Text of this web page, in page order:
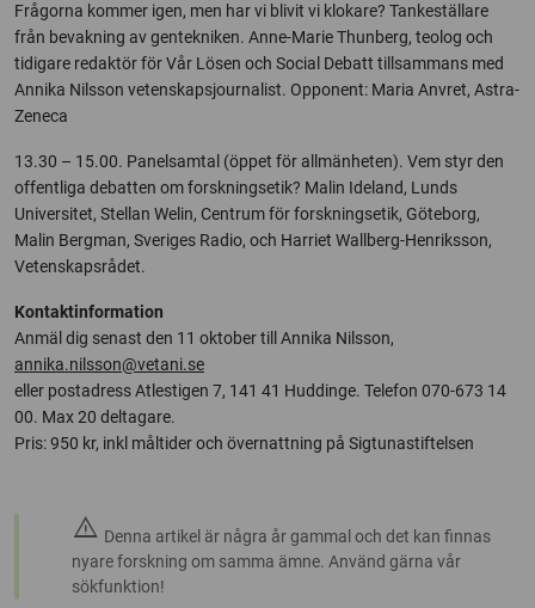
Frågorna kommer igen, men har vi blivit vi klokare? Tankeställare
från bevakning av gentekniken. Anne-Marie Thunberg, teolog och
tidigare redaktör för Vår Lösen och Social Debatt tillsammans med
Annika Nilsson vetenskapsjournalist. Opponent: Maria Anvret, Astra-
Zeneca
13.30 – 15.00. Panelsamtal (öppet för allmänheten). Vem styr den
offentliga debatten om forskningsetik? Malin Ideland, Lunds
Universitet, Stellan Welin, Centrum för forskningsetik, Göteborg,
Malin Bergman, Sveriges Radio, och Harriet Wallberg-Henriksson,
Vetenskapsrådet.
Kontaktinformation
Anmäl dig senast den 11 oktober till Annika Nilsson,
annika.nilsson@vetani.se
eller postadress Atlestigen 7, 141 41 Huddinge. Telefon 070-673 14
00. Max 20 deltagare.
Pris: 950 kr, inkl måltider och övernattning på Sigtunastiftelsen
warning Denna artikel är några år gammal och det kan finnas
nyare forskning om samma ämne. Använd gärna vår
sökfunktion!